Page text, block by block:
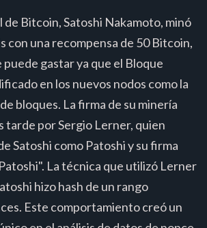
de Bitcoin, Satoshi Nakamoto, minó
con una recompensa de 50 Bitcoin,
puede gastar ya que el Bloque
en los nuevos nodos como la
bloques. La firma de su minería
tarde por Sergio Lerner, quien
Satoshi como Patoshi y su firma
La técnica que utilizó Lerner
hizo hash de un rango
Este comportamiento creó un